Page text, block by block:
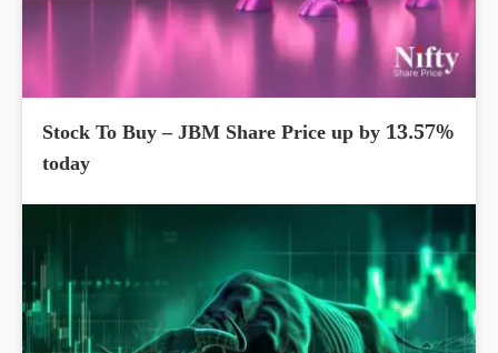
Stock To Buy – JBM Share Price up by 13.57%
today